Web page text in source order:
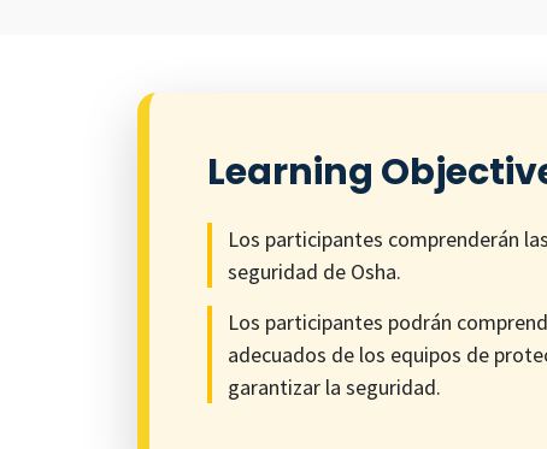
Learning
Los participantes comprenderán
seguridad de Osha.
Los participantes podrán
adecuados de los equipos de
garantizar la seguridad.